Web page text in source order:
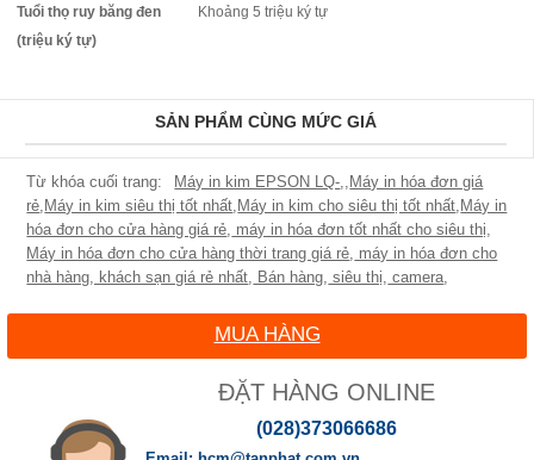
Tuổi thọ ruy băng đen
(triệu ký tự)
Khoảng 5 triệu ký tự
SẢN PHẨM CÙNG MỨC GIÁ
Máy in kim EPSON LQ-,, Máy in hóa đơn giá
rẻ, Máy in kim siêu thị tốt nhất, Máy in kim cho siêu thị tốt nhất, Máy in
hóa đơn cho cửa hàng giá rẻ, máy in hóa đơn tốt nhất cho siêu thị,
Máy in hóa đơn cho cửa hàng thời trang giá rẻ, máy in hóa đơn cho
nhà hàng, khách sạn giá rẻ nhất, Bán hàng, siêu thị, camera,
MUA HÀNG
ĐẶT HÀNG ONLINE
(028)373066686